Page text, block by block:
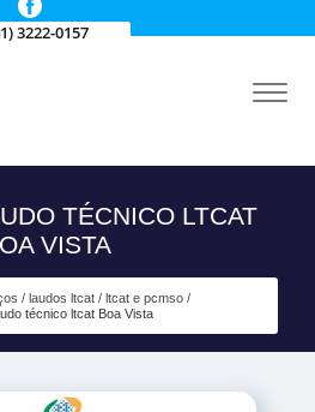
3222-0157
TÉCNICO LTCAT
VISTA
laudos ltcat
ltcat e pcmso
técnico ltcat Boa Vista